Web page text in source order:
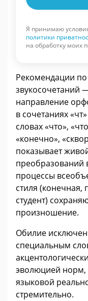
Я принимаю
политики
на обработку моих
Рекомендации
звукосочетаний
направление
в сочетаниях
словах «что»,
«конечно»,
показывает
преобразований
процессы
стиля
студент)
произношение.
Обилие
специальным
эволюцией норм,
языковой
стремительно.